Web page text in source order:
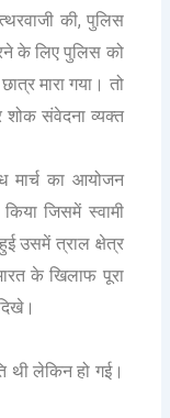
की, पुलिस
के लिए पुलिस को
मारा गया। तो
संवेदना व्यक्त
मार्च का आयोजन
जिसमें स्वामी
उसमें त्राल क्षेत्र
के खिलाफ पूरा
थी लेकिन हो गई।